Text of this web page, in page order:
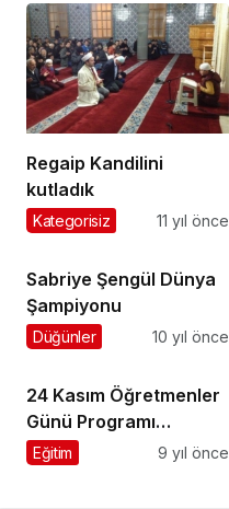
Regaip Kandilini
kutladık
Kategorisiz 11 yıl önce
Sabriye Şengül Dünya
Şampiyonu
Düğünler 10 yıl önce
24 Kasım Öğretmenler
Günü Programı
Pazartesi günü
Eğitim 9 yıl önce